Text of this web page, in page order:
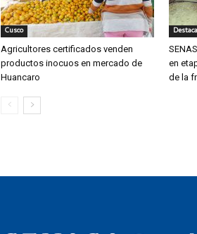
Cusco
Agricultores certificados venden
productos inocuos en mercado de
Huancaro
en
de la